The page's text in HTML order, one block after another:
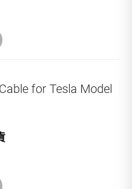
for Tesla Model